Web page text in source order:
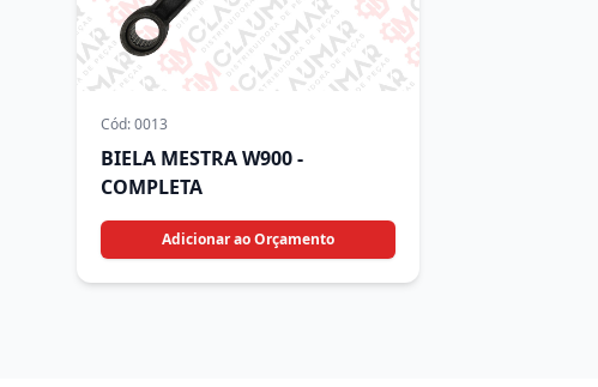
Cód:0013
BIELA MESTRA W900 -
COMPLETA
Adicionar ao Orçamento